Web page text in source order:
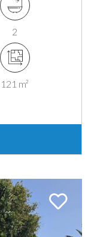
2
121 m²